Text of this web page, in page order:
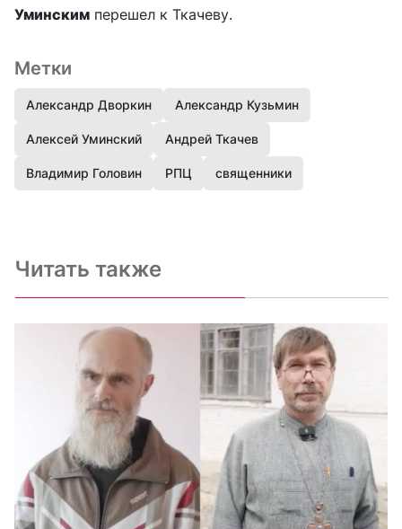
Уминским перешел к Ткачеву.
Метки
Александр Дворкин Александр Кузьмин
Алексей Уминский Андрей Ткачев
Владимир Головин РПЦ священники
Читать также